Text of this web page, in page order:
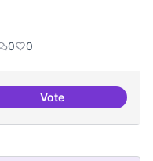
0 0
VoteSoledat i aïllament